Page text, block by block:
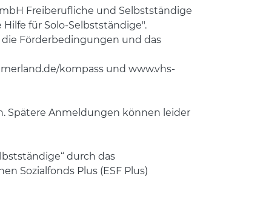
Freiberufliche und Selbstständige
für Solo-Selbstständige".
Förderbedingungen und das
kompass und www.vhs-
Spätere Anmeldungen können leider
durch das
Sozialfonds Plus (ESF Plus)